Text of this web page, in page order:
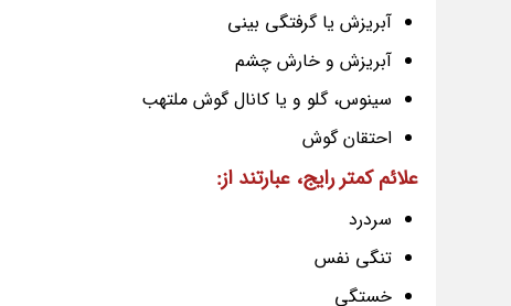
آبریزش یا گرفتگی بینی
آبریزش و خارش چشم
سینوس، گلو و یا کانال گوش ملتهب
احتقان گوش
علائم کمتر رایج، عبارتند از:
سردرد
تنگی نفس
خستگی